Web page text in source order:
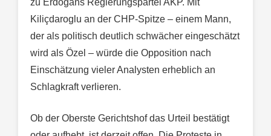
zu Erdogans Regierungspartei AKP. Mit
Kiliçdaroglu an der CHP-Spitze – einem Mann,
der als politisch deutlich schwächer eingeschätzt
wird als Özel – würde die Opposition nach
Einschätzung vieler Analysten erheblich an
Schlagkraft verlieren.
Ob der Oberste Gerichtshof das Urteil bestätigt